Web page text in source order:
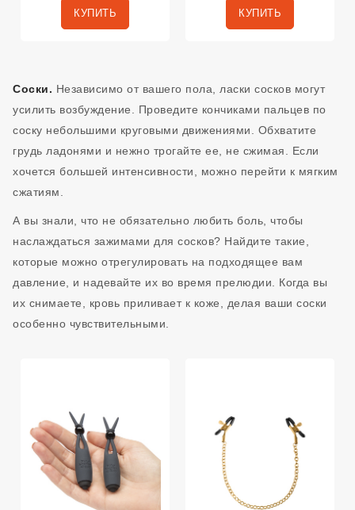
КУПИТЬ КУПИТЬ
Соски. Независимо от вашего пола, ласки сосков могут
усилить возбуждение. Проведите кончиками пальцев по
соску небольшими круговыми движениями. Обхватите
грудь ладонями и нежно трогайте ее, не сжимая. Если
хочется большей интенсивности, можно перейти к мягким
сжатиям.
А вы знали, что не обязательно любить боль, чтобы
наслаждаться зажимами для сосков? Найдите такие,
которые можно отрегулировать на подходящее вам
давление, и надевайте их во время прелюдии. Когда вы
их снимаете, кровь приливает к коже, делая ваши соски
особенно чувствительными.